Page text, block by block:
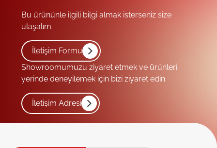
Bu ürününle ilgili bilgi almak isterseniz size
ulaşalım.
İletişim Formu
Showroomumuzu ziyaret etmek ve ürünleri
yerinde deneyilemek için bizi ziyaret edin.
İletişim Adresi